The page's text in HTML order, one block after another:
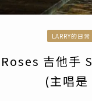
LARRY的日常
吉他手
(主唱